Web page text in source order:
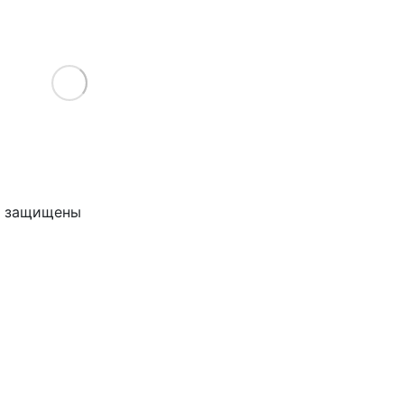
Load More
защищены